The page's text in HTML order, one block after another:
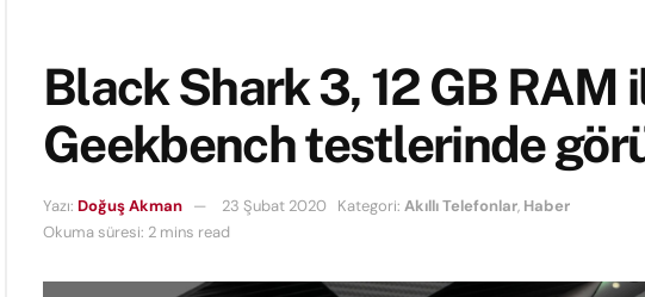
Black Shark 3, 12 GB RAM
Geekbench testlerinde
Yazı: Doğuş Akman 23 Şubat 2020 Kategori: Akıllı Telefonlar, Haber
Okuma süresi: 2 mins read